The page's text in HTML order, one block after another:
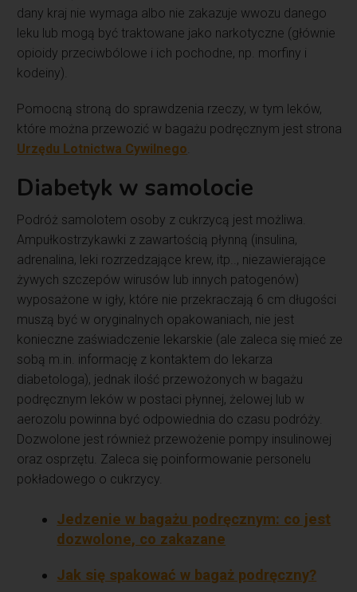
dany kraj nie wymaga albo nie zakazuje wwozu danego
leku lub mogą być traktowane jako narkotyczne (głównie
opioidy przeciwbólowe i ich pochodne, np. morfiny i
kodeiny).
Pomocną stroną do sprawdzenia rzeczy, w tym leków,
które można przewozić w bagażu podręcznym jest strona
Urzędu Lotnictwa Cywilnego.
Diabetyk w samolocie
Podróż samolotem osoby z cukrzycą jest możliwa.
Ampułkostrzykawki z zawartością płynną (insulina,
adrenalina, leki rozrzedzające krew, itp.., niezawierające
żywych szczepów wirusów lub innych patogenów)
wyposażone w igły, które nie przekraczają 6 cm długości
muszą być w oryginalnych opakowaniach, nie jest
konieczne zaświadczenie lekarskie (ale zaleca się mieć ze
sobą m.in. informację z kontaktem do lekarza
diabetologa), jednak ilość przewożonych w bagażu
podręcznym leków w postaci płynnej, żelowej lub w
aerozolu powinna być odpowiednia do czasu podróży.
Dozwolone jest również przewożenie pompy insulinowej
oraz osprzętu. Zaleca się poinformowanie personelu
pokładowego o cukrzycy.
Jedzenie w bagażu podręcznym: co jest
dozwolone, co zakazane
Jak się spakować w bagaż podręczny?